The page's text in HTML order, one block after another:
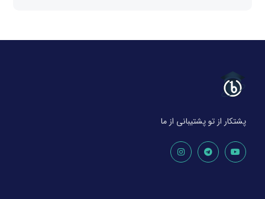
پشتکار از تو پشتیبانی از ما